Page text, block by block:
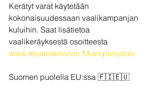
Kerätyt varat käytetään
kokonaisuudessaan vaalikampanjan
kuluihin. Saat lisätietoa
vaalikeräyksestä osoitteesta
www.teijamakkonen.fi/kampanjatuki
Suomen puolella EU:ssa 🇫🇮🇪🇺